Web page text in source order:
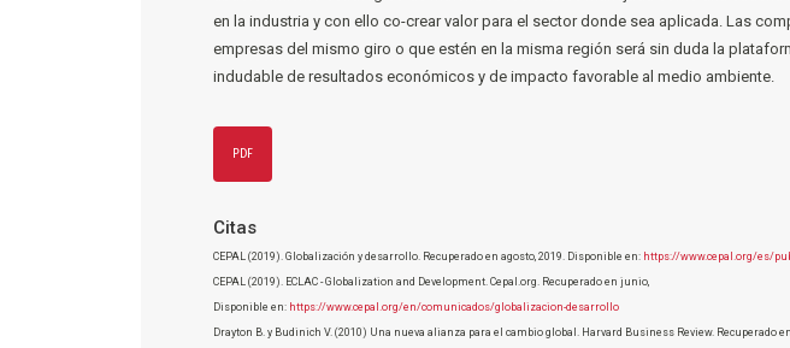
en la industria y con ello co-crear valor para el sector donde sea aplicada. Las
empresas del mismo giro o que estén en la misma región será sin duda la
indudable de resultados económicos y de impacto favorable al medio ambiente.
PDF
Citas
CEPAL (2019). Globalización y desarrollo. Recuperado en agosto, 2019. Disponible en: https://www.cepal.org/es/
CEPAL (2019). ECLAC - Globalization and Development. Cepal.org. Recuperado en junio,
Disponible en: https://www.cepal.org/en/comunicados/globalizacion-desarrollo
Drayton B. y Budinich V. (2010) Una nueva alianza para el cambio global. Harvard Business Review.